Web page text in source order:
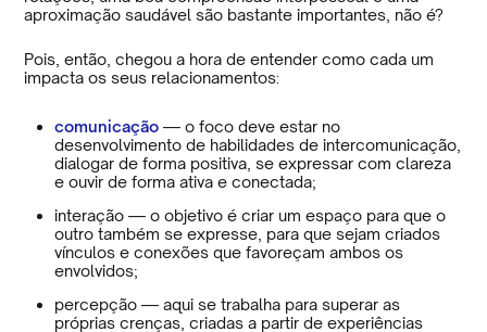
aproximação saudável são bastante importantes, não é?
Pois, então, chegou a hora de entender como cada um
impacta os seus relacionamentos:
comunicação — o foco deve estar no
desenvolvimento de habilidades de intercomunicação,
dialogar de forma positiva, se expressar com clareza
e ouvir de forma ativa e conectada;
interação — o objetivo é criar um espaço para que o
outro também se expresse, para que sejam criados
vínculos e conexões que favoreçam ambos os
envolvidos;
percepção — aqui se trabalha para superar as
próprias crenças, criadas a partir de experiências